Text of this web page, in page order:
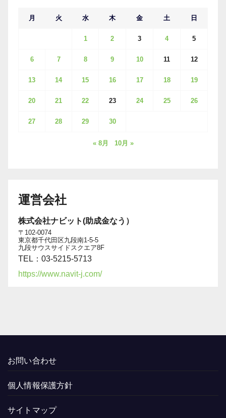
月 火 水 木 金 土 日
1 2 3 4 5
6 7 8 9 10 11 12
13 14 15 16 17 18 19
20 21 22 23 24 25 26
27 28 29 30
« 8月 10月 »
運営会社
株式会社ナビット(助成金なう）
〒102-0074
東京都千代田区九段南1-5-5
九段サウスサイドスクエア8F
TEL：03-5215-5713
https://www.navit-j.com/
お問い合わせ
個人情報保護方針
サイトマップ